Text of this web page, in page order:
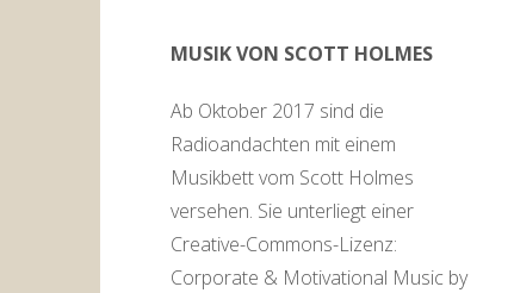
MUSIK VON SCOTT HOLMES
Ab Oktober 2017 sind die
Radioandachten mit einem
Musikbett vom Scott Holmes
versehen. Sie unterliegt einer
Creative-Commons-Lizenz:
Corporate & Motivational Music by